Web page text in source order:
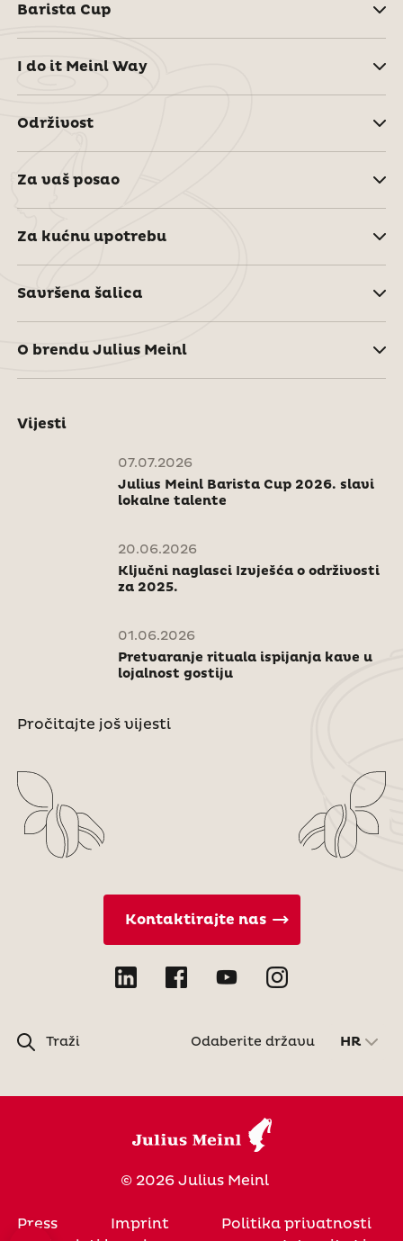
Barista Cup
I do it Meinl Way
Održivost
Za vaš posao
Za kućnu upotrebu
Savršena šalica
O brendu Julius Meinl
Vijesti
07.07.2026
Julius Meinl Barista Cup 2026. slavi
lokalne talente
20.06.2026
Ključni naglasci Izvješća o održivosti
za 2025.
01.06.2026
Pretvaranje rituala ispijanja kave u
lojalnost gostiju
Pročitajte još vijesti
Traži
Kontaktirajte nas
Odaberite državu HR
© 2026 Julius Meinl
Press Imprint
Politika privatnosti